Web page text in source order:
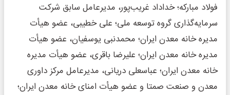
فولاد مبارکه؛ خداداد غریب‌پور، مدیرعامل سابق شرکت
سرمایه‌گذاری گروه توسعه ملی؛ علی خطیبی، عضو هیأت
مدیره خانه معدن ایران؛ محمدنبی یوسفیان، عضو هیأت
مدیره خانه معدن ایران؛ علیرضا باقری، عضو هیأت مدیره
خانه معدن ایران؛ عباسعلی دریانی، مدیرعامل مرکز داوری
معدن و صنعت صمتا و عضو هیأت امنای خانه معدن ایران؛